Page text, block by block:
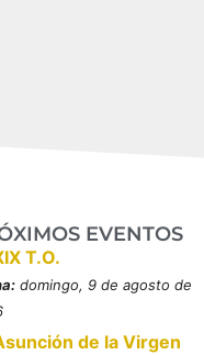
EVENTOS
T.O.
domingo, 9 de agosto de
de la Virgen